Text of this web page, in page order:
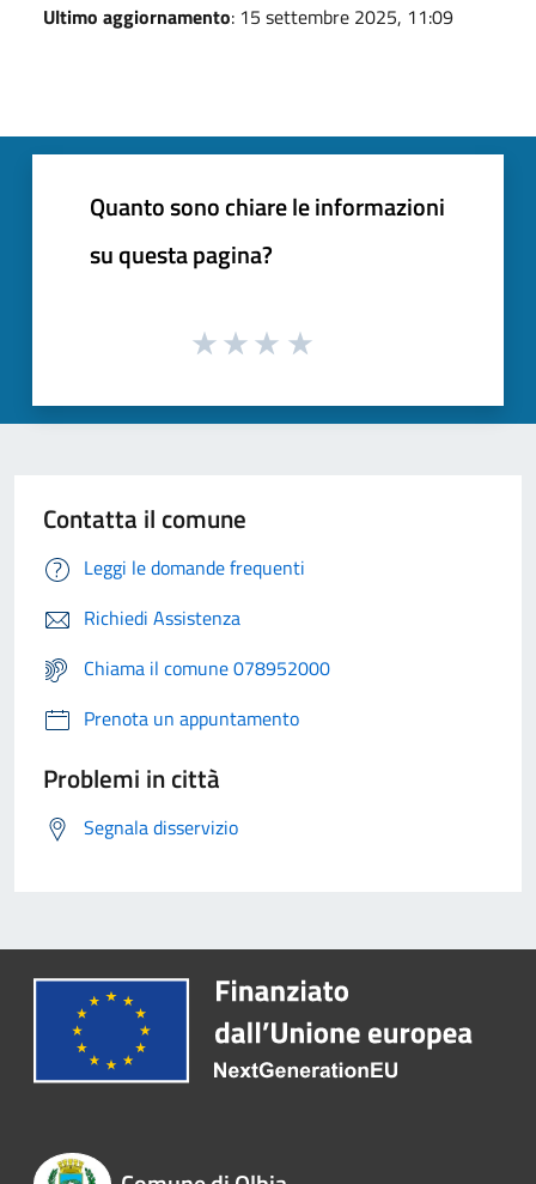
Ultimo aggiornamento: 15 settembre 2025, 11:09
Quanto sono chiare le informazioni
su questa pagina?
Contatta il comune
Leggi le domande frequenti
Richiedi Assistenza
Chiama il comune 078952000
Prenota un appuntamento
Problemi in città
Segnala disservizio